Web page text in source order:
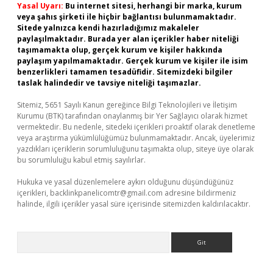
Yasal Uyarı: Bu internet sitesi, herhangi bir marka, kurum
veya şahıs şirketi ile hiçbir bağlantısı bulunmamaktadır.
Sitede yalnızca kendi hazırladığımız makaleler
paylaşılmaktadır. Burada yer alan içerikler haber niteliği
taşımamakta olup, gerçek kurum ve kişiler hakkında
paylaşım yapılmamaktadır. Gerçek kurum ve kişiler ile isim
benzerlikleri tamamen tesadüfidir. Sitemizdeki bilgiler
taslak halindedir ve tavsiye niteliği taşımazlar.
Sitemiz, 5651 Sayılı Kanun gereğince Bilgi Teknolojileri ve İletişim
Kurumu (BTK) tarafından onaylanmış bir Yer Sağlayıcı olarak hizmet
vermektedir. Bu nedenle, sitedeki içerikleri proaktif olarak denetleme
veya araştırma yükümlülüğümüz bulunmamaktadır. Ancak, üyelerimiz
yazdıkları içeriklerin sorumluluğunu taşımakta olup, siteye üye olarak
bu sorumluluğu kabul etmiş sayılırlar.
Hukuka ve yasal düzenlemelere aykırı olduğunu düşündüğünüz
içerikleri, backlinkpanelicomtr@gmail.com adresine bildirmeniz
halinde, ilgili içerikler yasal süre içerisinde sitemizden kaldırılacaktır.